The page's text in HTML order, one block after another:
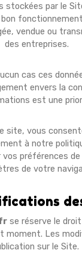
stockées par le
vendue ou
des entreprises.
cas ces
envers la
est une
site, vous
à notre
préférences
de votre
se réserve le
moment. Les
sur le